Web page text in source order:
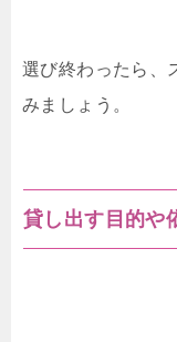
選び終わったら、
みましょう。
貸し出す目的や